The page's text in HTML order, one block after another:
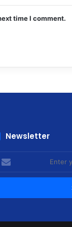
time I comment.
Newsletter